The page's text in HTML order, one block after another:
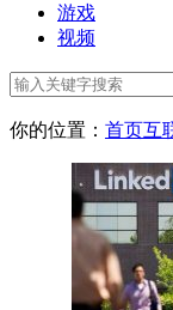
游戏
视频
你的位置： 首页互